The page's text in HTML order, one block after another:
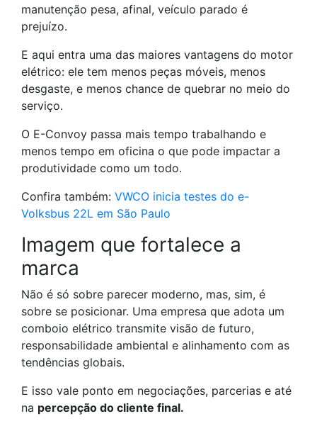
manutenção pesa, afinal, veículo parado é
prejuízo.
E aqui entra uma das maiores vantagens do motor
elétrico: ele tem menos peças móveis, menos
desgaste, e menos chance de quebrar no meio do
serviço.
O E-Convoy passa mais tempo trabalhando e
menos tempo em oficina o que pode impactar a
produtividade como um todo.
Confira também: VWCO inicia testes do e-
Volksbus 22L em São Paulo
Imagem que fortalece a
marca
Não é só sobre parecer moderno, mas, sim, é
sobre se posicionar. Uma empresa que adota um
comboio elétrico transmite visão de futuro,
responsabilidade ambiental e alinhamento com as
tendências globais.
E isso vale ponto em negociações, parcerias e até
na percepção do cliente final.